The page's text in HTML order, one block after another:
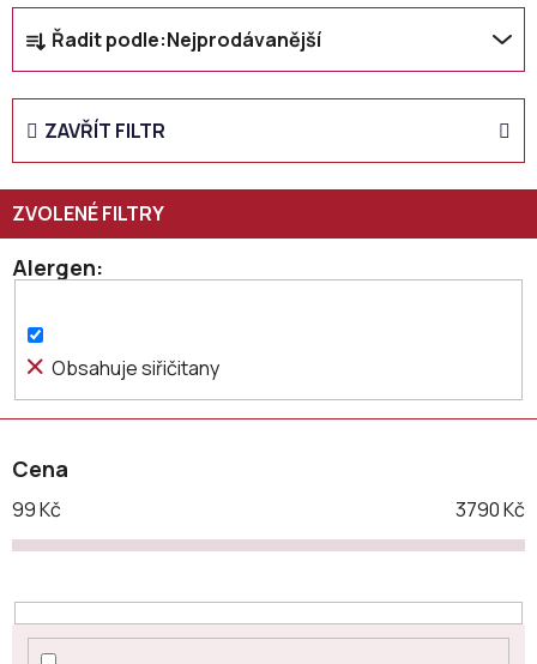
Ř
a
z
n
p
r
o
u
t
ů
Řadit podle:Nejprodávanější
ZAVŘÍT FILTR
Alergen
Obsahuje siřičitany
Cena
99Kč 3790Kč